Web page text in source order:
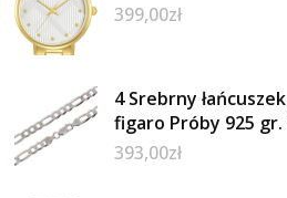
399,00zł
4 Srebrny
figaro Próby 925 gr.
393,00zł